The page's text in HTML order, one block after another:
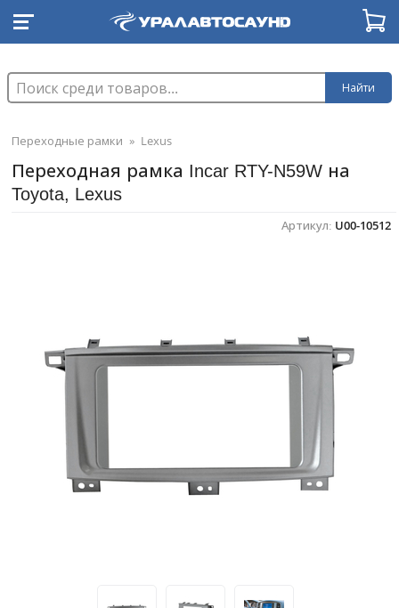
Найти
Переходные рамки » Lexus
Переходная рамка Incar RTY-N59W на
Toyota, Lexus
Артикул: U00-10512